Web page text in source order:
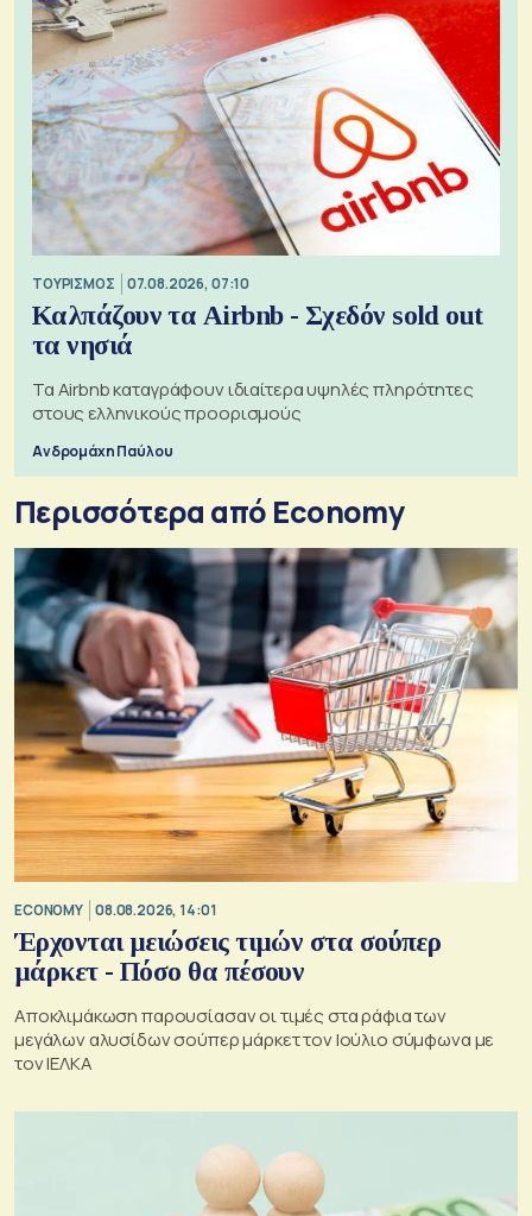
ΤΟΥΡΙΣΜΟΣ 07.08.2026, 07:10
Καλπάζουν τα Airbnb - Σχεδόν sold out
τα νησιά
Τα Airbnb καταγράφουν ιδιαίτερα υψηλές πληρότητες
στους ελληνικούς προορισμούς
Ανδρομάχη Παύλου
Περισσότερα από Economy
ECONOMY 08.08.2026, 14:01
Έρχονται μειώσεις τιμών στα σούπερ
μάρκετ - Πόσο θα πέσουν
Αποκλιμάκωση παρουσίασαν οι τιμές στα ράφια των
μεγάλων αλυσίδων σούπερ μάρκετ τον Ιούλιο σύμφωνα με
τον ΙΕΛΚΑ